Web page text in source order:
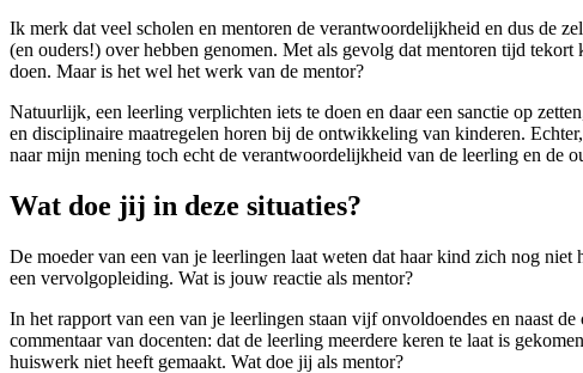
Ik merk dat veel scholen en mentoren de verantwoordelijkheid en dus de
(en ouders!) over hebben genomen. Met als gevolg dat mentoren tijd tekort
doen. Maar is het wel het werk van de mentor?
Natuurlijk, een leerling verplichten iets te doen en daar een sanctie op
en disciplinaire maatregelen horen bij de ontwikkeling van kinderen.
naar mijn mening toch echt de verantwoordelijkheid van de leerling en de
Wat doe jij in deze situaties?
De moeder van een van je leerlingen laat weten dat haar kind zich nog niet
een vervolgopleiding. Wat is jouw reactie als mentor?
In het rapport van een van je leerlingen staan vijf onvoldoendes en naast
commentaar van docenten: dat de leerling meerdere keren te laat is
huiswerk niet heeft gemaakt. Wat doe jij als mentor?